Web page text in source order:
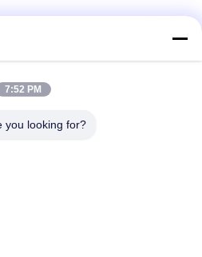
Ultrasoon diktemeter
7:52 PM
you looking for?